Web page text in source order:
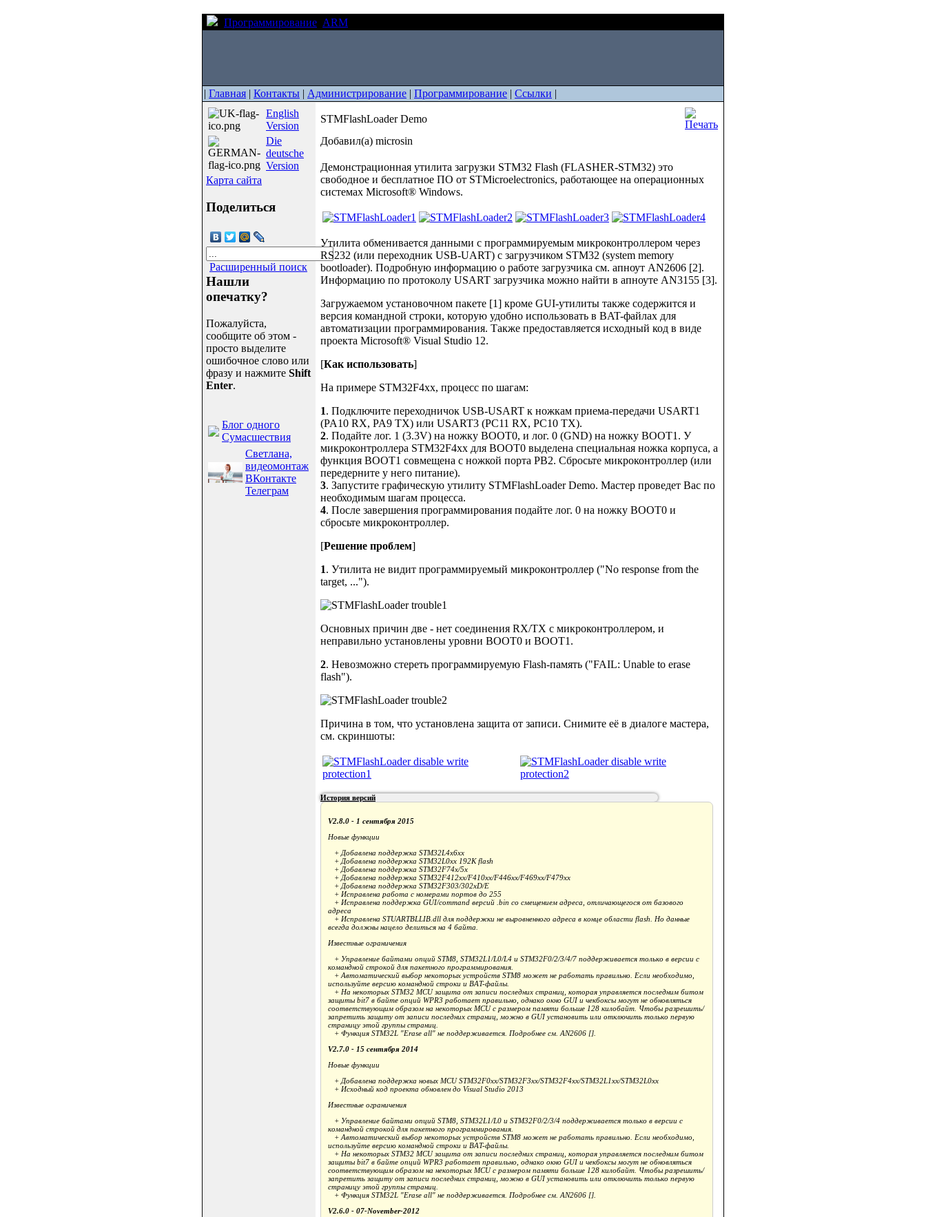
Программирование ARM
| Главная | Контакты | Администрирование | Программирование | Ссылки |
English
Version
Die
deutsche
Version
Карта сайта
Поделиться
Расширенный поиск
Нашли
опечатку?
Пожалуйста,
сообщите об этом -
просто выделите
ошибочное слово или
фразу и нажмите Shift
Enter.
Блог одного
Сумасшествия
Светлана,
видеомонтаж
ВКонтакте
Телеграм
STMFlashLoader Demo
Добавил(а) microsin
Демонстрационная утилита загрузки STM32 Flash (FLASHER-STM32) это
свободное и бесплатное ПО от STMicroelectronics, работающее на операционных
системах Microsoft® Windows.
Утилита обменивается данными с программируемым микроконтроллером через
RS232 (или переходник USB-UART) с загрузчиком STM32 (system memory
bootloader). Подробную информацию о работе загрузчика см. апноут AN2606 [2].
Информацию по протоколу USART загрузчика можно найти в апноуте AN3155 [3].
Загружаемом установочном пакете [1] кроме GUI-утилиты также содержится и
версия командной строки, которую удобно использовать в BAT-файлах для
автоматизации программирования. Также предоставляется исходный код в виде
проекта Microsoft® Visual Studio 12.
[Как использовать]
На примере STM32F4xx, процесс по шагам:
1. Подключите переходничок USB-USART к ножкам приема-передачи USART1
(PA10 RX, PA9 TX) или USART3 (PC11 RX, PC10 TX).
2. Подайте лог. 1 (3.3V) на ножку BOOT0, и лог. 0 (GND) на ножку BOOT1. У
микроконтроллера STM32F4xx для BOOT0 выделена специальная ножка корпуса, а
функция BOOT1 совмещена с ножкой порта PB2. Сбросьте микроконтроллер (или
передерните у него питание).
3. Запустите графическую утилиту STMFlashLoader Demo. Мастер проведет Вас по
необходимым шагам процесса.
4. После завершения программирования подайте лог. 0 на ножку BOOT0 и
сбросьте микроконтроллер.
[Решение проблем]
1. Утилита не видит программируемый микроконтроллер ("No response from the
target, ...").
Основных причин две - нет соединения RX/TX с микроконтроллером, и
неправильно установлены уровни BOOT0 и BOOT1.
2. Невозможно стереть программируемую Flash-память ("FAIL: Unable to erase
flash").
Причина в том, что установлена защита от записи. Снимите её в диалоге мастера,
см. скриншоты:
История версий
V2.8.0 - 1 сентября 2015
Новые функции
+ Добавлена поддержка STM32L4x6xx
+ Добавлена поддержка STM32L0xx 192K flash
+ Добавлена поддержка STM32F74x/5x
+ Добавлена поддержка STM32F412xx/F410xx/F446xx/F469xx/F479xx
+ Добавлена поддержка STM32F303/302xD/E
+ Исправлена работа с номерами портов до 255
+ Исправлена поддержка GUI/command версий .bin со смещением адреса, отличающегося от базового
адреса
+ Исправлена STUARTBLLIB.dll для поддержки не выровненного адреса в конце области flash. Но данные
всегда должны нацело делиться на 4 байта.
Известные ограничения
+ Управление байтами опций STM8, STM32L1/L0/L4 и STM32F0/2/3/4/7 поддерживается только в версии с
командной строкой для пакетного программирования.
+ Автоматический выбор некоторых устройств STM8 может не работать правильно. Если необходимо,
используйте версию командной строки и BAT-файлы.
+ На некоторых STM32 MCU защита от записи последних страниц, которая управляется последним битом
защиты bit7 в байте опций WPR3 работает правильно, однако окно GUI и чекбоксы могут не обновляться
соответствующим образом на некоторых MCU с размером памяти больше 128 килобайт. Чтобы разрешить/
запретить защиту от записи последних страниц, можно в GUI установить или отключить только первую
страницу этой группы страниц.
+ Функция STM32L "Erase all" не поддерживается. Подробнее см. AN2606 [].
V2.7.0 - 15 сентября 2014
Новые функции
+ Добавлена поддержка новых MCU STM32F0xx/STM32F3xx/STM32F4xx/STM32L1xx/STM32L0xx
+ Исходный код проекта обновлен до Visual Studio 2013
Известные ограничения
+ Управление байтами опций STM8, STM32L1/L0 и STM32F0/2/3/4 поддерживается только в версии с
командной строкой для пакетного программирования.
+ Автоматический выбор некоторых устройств STM8 может не работать правильно. Если необходимо,
используйте версию командной строки и BAT-файлы.
+ На некоторых STM32 MCU защита от записи последних страниц, которая управляется последним битом
защиты bit7 в байте опций WPR3 работает правильно, однако окно GUI и чекбоксы могут не обновляться
соответствующим образом на некоторых MCU с размером памяти больше 128 килобайт. Чтобы разрешить/
запретить защиту от записи последних страниц, можно в GUI установить или отключить только первую
страницу этой группы страниц.
+ Функция STM32L "Erase all" не поддерживается. Подробнее см. AN2606 [].
V2.6.0 - 07-November-2012